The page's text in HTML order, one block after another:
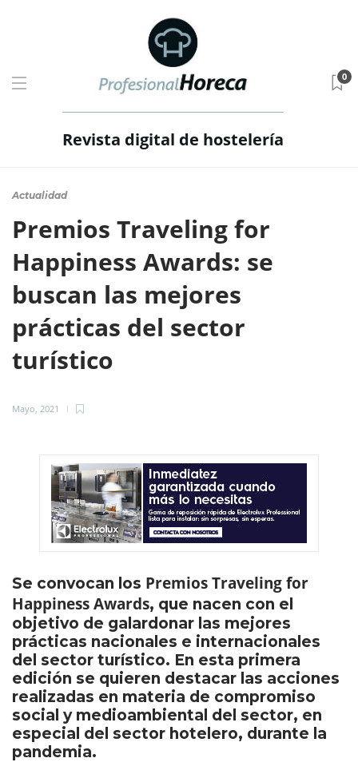
Revista digital de hostelería
0
Actualidad
Premios Traveling for
Happiness Awards: se
buscan las mejores
prácticas del sector
turístico
Mayo, 2021
Se convocan los Premios Traveling for
Happiness Awards, que nacen con el
objetivo de galardonar las mejores
prácticas nacionales e internacionales
del sector turístico. En esta primera
edición se quieren destacar las acciones
realizadas en materia de compromiso
social y medioambiental del sector, en
especial del sector hotelero, durante la
pandemia.